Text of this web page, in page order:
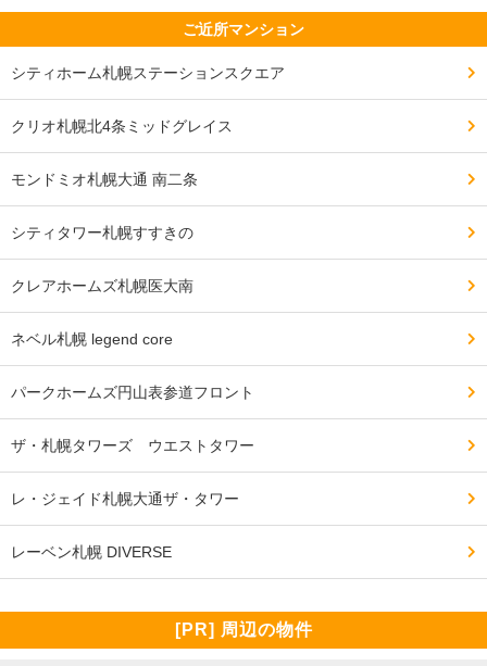
ご近所マンション
シティホーム札幌ステーションスクエア
クリオ札幌北4条ミッドグレイス
モンドミオ札幌大通 南二条
シティタワー札幌すすきの
クレアホームズ札幌医大南
ネベル札幌 legend core
パークホームズ円山表参道フロント
ザ・札幌タワーズ ウエストタワー
レ・ジェイド札幌大通ザ・タワー
レーベン札幌 DIVERSE
[PR] 周辺の物件